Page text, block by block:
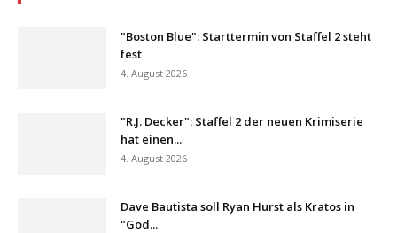
"Boston Blue": Starttermin von Staffel 2 steht
fest
4. August 2026
"R.J. Decker": Staffel 2 der neuen Krimiserie
hat einen...
4. August 2026
Dave Bautista soll Ryan Hurst als Kratos in
"God...